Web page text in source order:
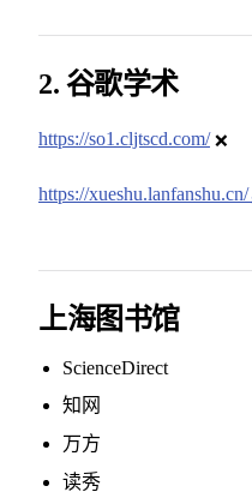
2. 谷歌学术
https://so1.cljtscd.com/ ❌
https://
上海图书馆
ScienceDirect
知网
万方
读秀